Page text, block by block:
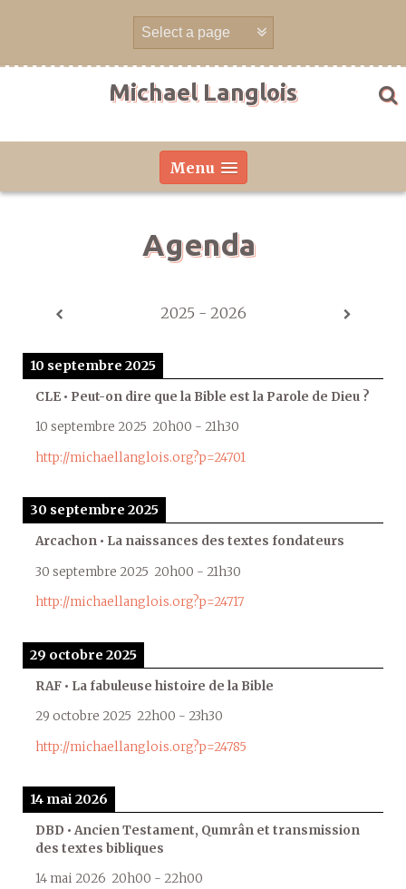
Michael Langlois
Menu
Agenda
2025 - 2026
10 septembre 2025
CLE • Peut-on dire que la Bible est la Parole de Dieu ?
10 septembre 2025 20h00 - 21h30
http://michaellanglois.org?p=24701
30 septembre 2025
Arcachon • La naissances des textes fondateurs
30 septembre 2025 20h00 - 21h30
http://michaellanglois.org?p=24717
29 octobre 2025
RAF • La fabuleuse histoire de la Bible
29 octobre 2025 22h00 - 23h30
http://michaellanglois.org?p=24785
14 mai 2026
DBD • Ancien Testament, Qumrân et transmission
des textes bibliques
14 mai 2026 20h00 - 22h00